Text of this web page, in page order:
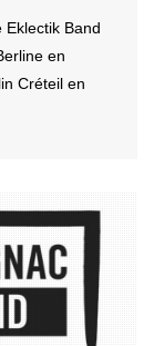
Band
en
Créteil en